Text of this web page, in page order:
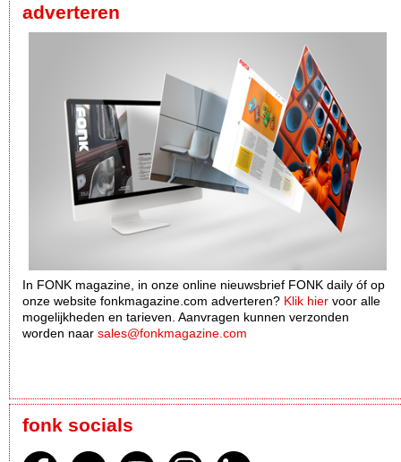
adverteren
In FONK magazine, in onze online nieuwsbrief FONK daily óf op
onze website fonkmagazine.com adverteren? Klik hier voor alle
mogelijkheden en tarieven. Aanvragen kunnen verzonden
worden naar sales@fonkmagazine.com
fonk socials